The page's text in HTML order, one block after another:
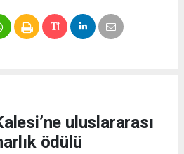
uluslararası
ödülü